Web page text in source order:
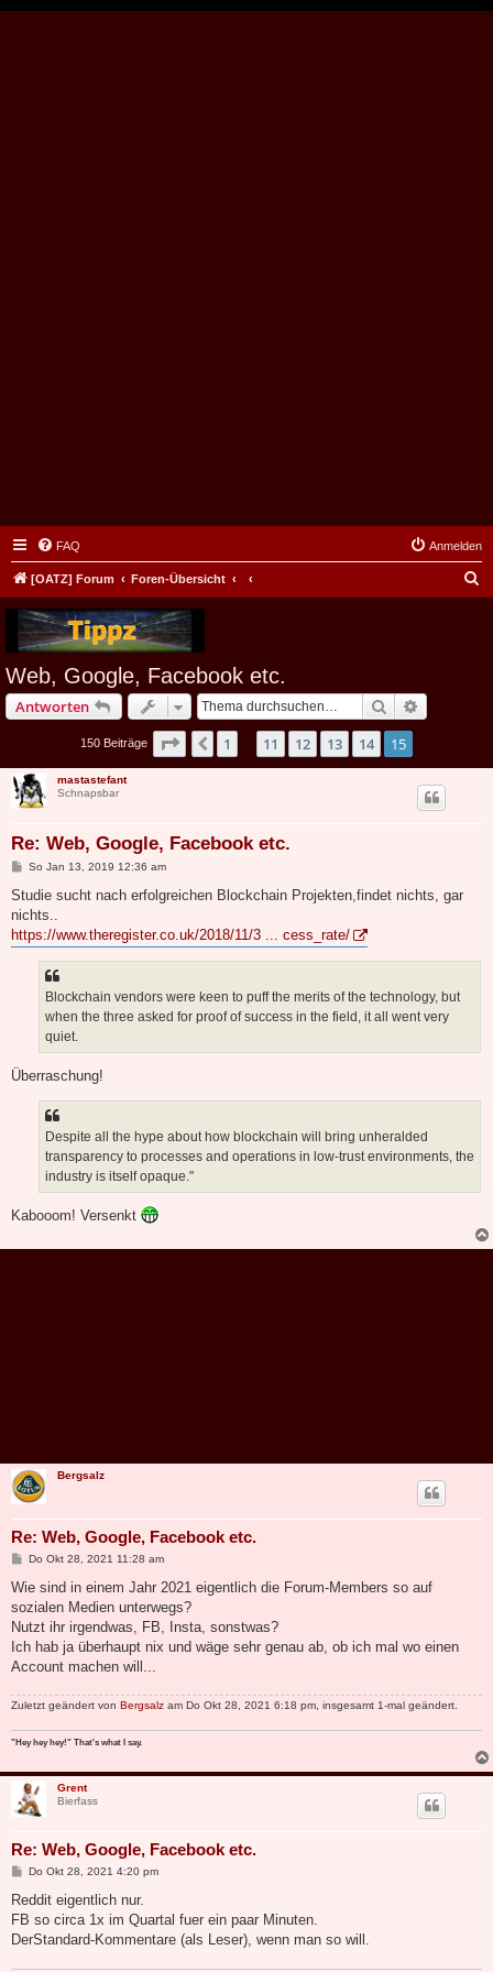
FAQ Anmelden
[OATZ] Forum Foren-Übersicht
Web, Google, Facebook etc.
Antworten Suche
150 Beiträge Seite 15 von 15
Vorherige
1 11 12 13 14 15
mastastefant
Schnapsbar
Re: Web, Google, Facebook etc.
B
i
r
a
g
So Jan 13, 2019 12:36 am
Studie sucht nach erfolgreichen Blockchain Projekten,findet nichts, gar
nichts..
https://www.theregister.co.uk/2018/11/3 ... cess_rate/
Blockchain vendors were keen to puff the merits of the technology, but
when the three asked for proof of success in the field, it all went very
quiet.
Überraschung!
Despite all the hype about how blockchain will bring unheralded
transparency to processes and operations in low-trust environments, the
industry is itself opaque."
Kabooom! Versenkt
Bergsalz
Re: Web, Google, Facebook etc.
B
i
r
a
Do Okt 28, 2021 11:28 am
Wie sind in einem Jahr 2021 eigentlich die Forum-Members so auf
sozialen Medien unterwegs?
Nutzt ihr irgendwas, FB, Insta, sonstwas?
Ich hab ja überhaupt nix und wäge sehr genau ab, ob ich mal wo einen
Account machen will...
Zuletzt geändert von Bergsalz am Do Okt 28, 2021 6:18 pm, insgesamt 1-mal geändert.
"Hey hey hey!" That's what I say.
Grent
Bierfass
Re: Web, Google, Facebook etc.
B
i
r
a
Do Okt 28, 2021 4:20 pm
Reddit eigentlich nur.
FB so circa 1x im Quartal fuer ein paar Minuten.
DerStandard-Kommentare (als Leser), wenn man so will.